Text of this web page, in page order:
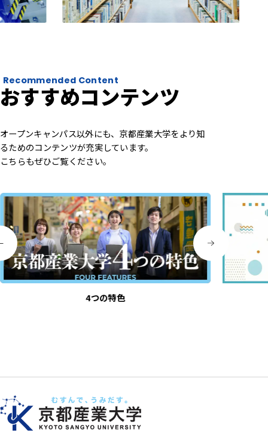
Recommended Content
おすすめコンテンツ
オープンキャンパス以外にも、京都産業大学をより知
るためのコンテンツが充実しています。
こちらもぜひご覧ください。
4つの特色